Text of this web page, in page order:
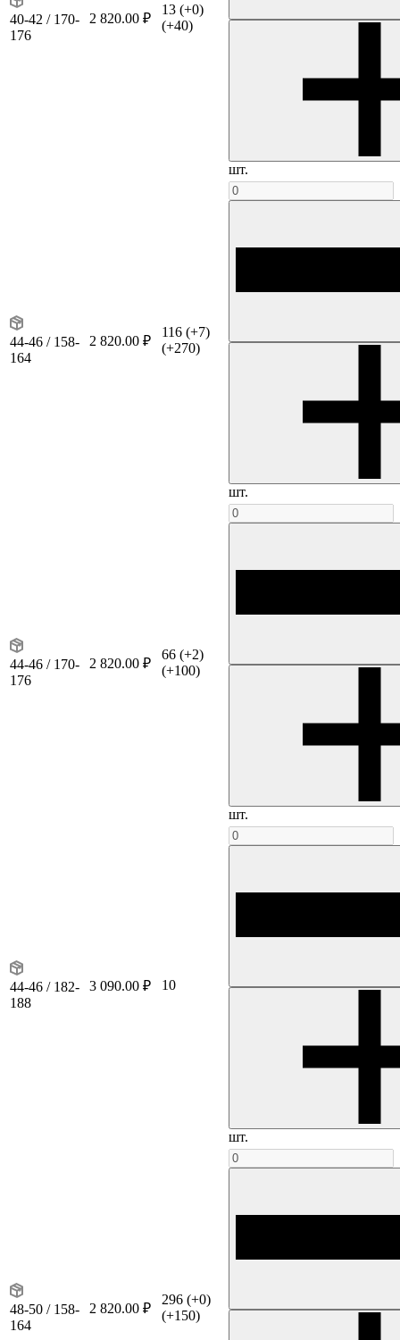
40-42 / 170-
176
2 820.00 ₽
13 (+0)
(+40)
шт.
44-46 / 158-
164
2 820.00 ₽
116 (+7)
(+270)
шт.
44-46 / 170-
176
2 820.00 ₽
66 (+2)
(+100)
шт.
44-46 / 182-
188
3 090.00 ₽ 10
шт.
48-50 / 158-
164
2 820.00 ₽
296 (+0)
(+150)